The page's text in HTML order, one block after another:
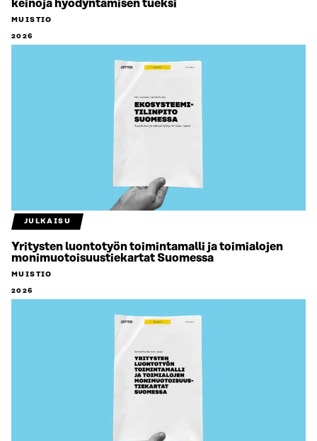
keinoja hyödyntämisen tueksi
MUISTIO
2026
JULKAISU
Yritysten luontotyön toimintamalli ja toimialojen
monimuotoisuustiekartat Suomessa
MUISTIO
2026